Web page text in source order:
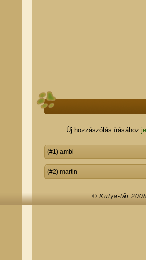
Új hozzászólás írásához
(#1) ambi
(#2) martin
© Kutya-tár